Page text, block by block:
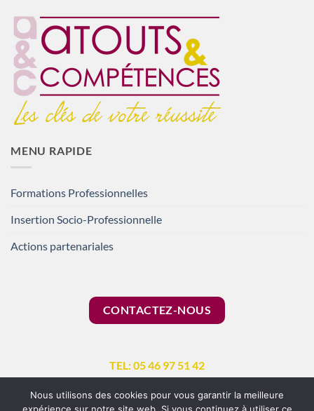
MENU RAPIDE
Formations Professionnelles
Insertion Socio-Professionnelle
Actions partenariales
CONTACTEZ-NOUS
TEL: 05 46 97 51 42
Nous utilisons des cookies pour vous garantir la meilleure
expérience sur notre site web. Si vous continuez à utiliser ce